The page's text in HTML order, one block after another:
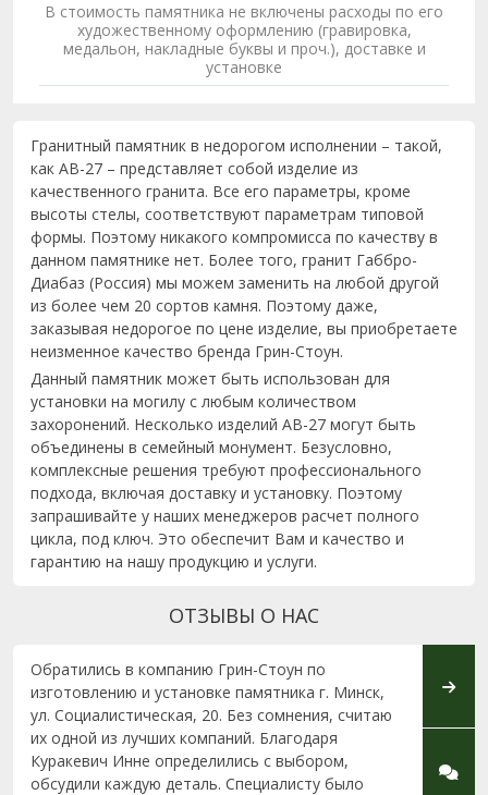
В стоимость памятника не включены расходы по его
художественному оформлению (гравировка,
медальон, накладные буквы и проч.), доставке и
установке
Гранитный памятник в недорогом исполнении – такой,
как AB-27 – представляет собой изделие из
качественного гранита. Все его параметры, кроме
высоты стелы, соответствуют параметрам типовой
формы. Поэтому никакого компромисса по качеству в
данном памятнике нет. Более того, гранит Габбро-
Диабаз (Россия) мы можем заменить на любой другой
из более чем 20 сортов камня. Поэтому даже,
заказывая недорогое по цене изделие, вы приобретаете
неизменное качество бренда Грин-Стоун.
Данный памятник может быть использован для
установки на могилу с любым количеством
захоронений. Несколько изделий AB-27 могут быть
объединены в семейный монумент. Безусловно,
комплексные решения требуют профессионального
подхода, включая доставку и установку. Поэтому
запрашивайте у наших менеджеров расчет полного
цикла, под ключ. Это обеспечит Вам и качество и
гарантию на нашу продукцию и услуги.
ОТЗЫВЫ О НАС
Обратились в компанию Грин-Стоун по
изготовлению и установке памятника г. Минск,
ул. Социалистическая, 20. Без сомнения, считаю
их одной из лучших компаний. Благодаря
Куракевич Инне определились с выбором,
обсудили каждую деталь. Специалисту было